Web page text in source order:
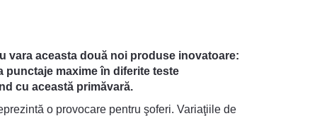
vara aceasta două noi produse inovatoare:
punctaje maxime în diferite teste
cu această primăvară.
o provocare pentru şoferi. Variaţiile de